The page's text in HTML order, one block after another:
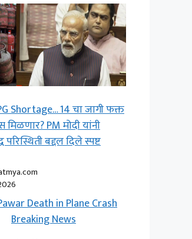
Shortage… 14 चा जागी फक्त
PM मोदी यांनी
बद्दल दिले स्पष्ट